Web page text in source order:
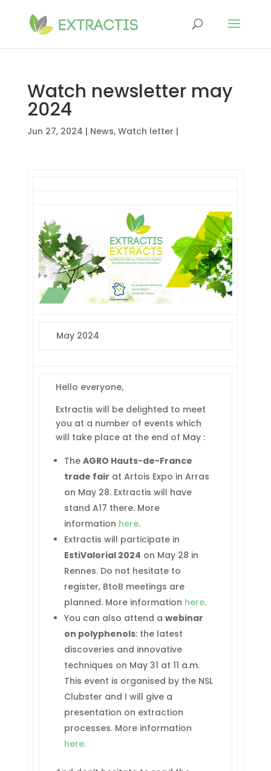
Watch newsletter may
2024
Jun 27, 2024 | News, Watch letter |
May 2024
Hello everyone,
Extractis will be delighted to meet
you at a number of events which
will take place at the end of May :
The AGRO Hauts-de-France
trade fair at Artois Expo in Arras
on May 28. Extractis will have
stand A17 there. More
information here.
Extractis will participate in
EstiValorial 2024 on May 28 in
Rennes. Do not hesitate to
register, BtoB meetings are
planned. More information here.
You can also attend a webinar
on polyphenols: the latest
discoveries and innovative
techniques on May 31 at 11 a.m.
This event is organised by the NSL
Clubster and I will give a
presentation on extraction
processes. More information
here.